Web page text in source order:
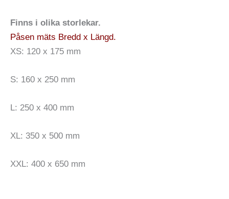
Finns i olika storlekar.
Påsen mäts Bredd x Längd.
XS: 120 x 175 mm
S: 160 x 250 mm
L: 250 x 400 mm
XL: 350 x 500 mm
XXL: 400 x 650 mm